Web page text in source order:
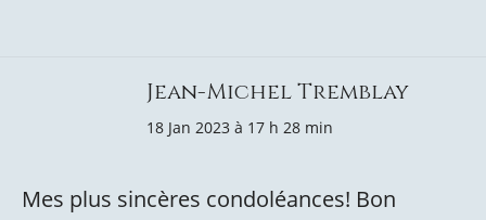
Jean-Michel Tremblay
18 Jan 2023 à 17 h 28 min
Mes plus sincères condoléances! Bon